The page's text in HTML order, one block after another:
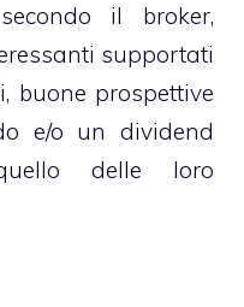
il broker,
supportati
buone prospettive
e/o un dividend
delle loro